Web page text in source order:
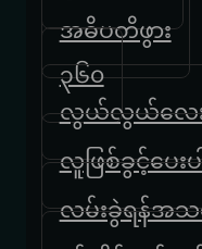
အဓိပတိဖွား
၃၆၀
လွယ်လွယ်လေး
လူဖြစ်ခွင့်ပေးပ
လမ်းခွဲရန်အသ